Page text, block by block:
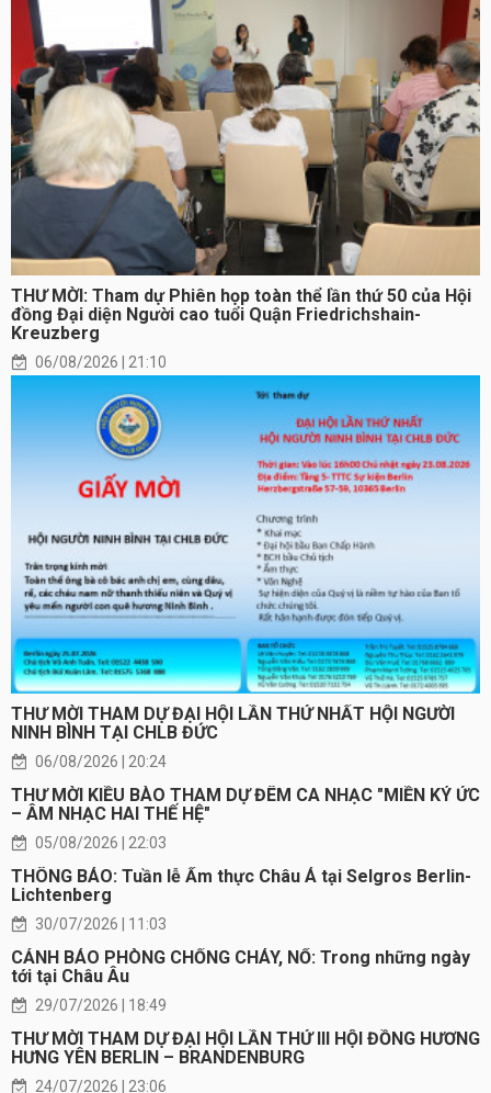
THƯ MỜI: Tham dự Phiên họp toàn thể lần thứ 50 của Hội
đồng Đại diện Người cao tuổi Quận Friedrichshain-
Kreuzberg
06/08/2026 | 21:10
THƯ MỜI THAM DỰ ĐẠI HỘI LẦN THỨ NHẤT HỘI NGƯỜI
NINH BÌNH TẠI CHLB ĐỨC
06/08/2026 | 20:24
THƯ MỜI KIỀU BÀO THAM DỰ ĐÊM CA NHẠC "MIỀN KÝ ỨC
– ÂM NHẠC HAI THẾ HỆ"
05/08/2026 | 22:03
THÔNG BÁO: Tuần lễ Ẩm thực Châu Á tại Selgros Berlin-
Lichtenberg
30/07/2026 | 11:03
CẢNH BÁO PHÒNG CHỐNG CHÁY, NỔ: Trong những ngày
tới tại Châu Âu
29/07/2026 | 18:49
THƯ MỜI THAM DỰ ĐẠI HỘI LẦN THỨ III HỘI ĐỒNG HƯƠNG
HƯNG YÊN BERLIN – BRANDENBURG
24/07/2026 | 23:06